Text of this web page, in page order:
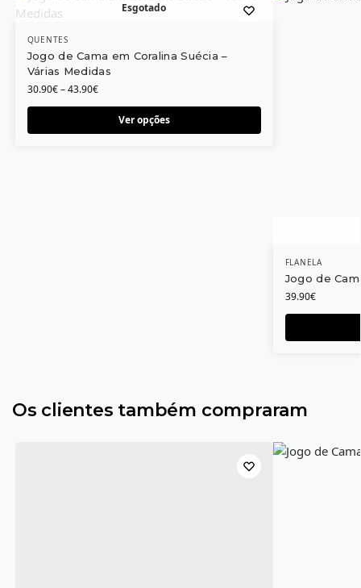
Esgotado
QUENTES
Jogo de Cama em Coralina Suécia –
Várias Medidas
30.90€–43.90€
Ver opções
FLANELA
Jogo de
39.90€
Os clientes também compraram